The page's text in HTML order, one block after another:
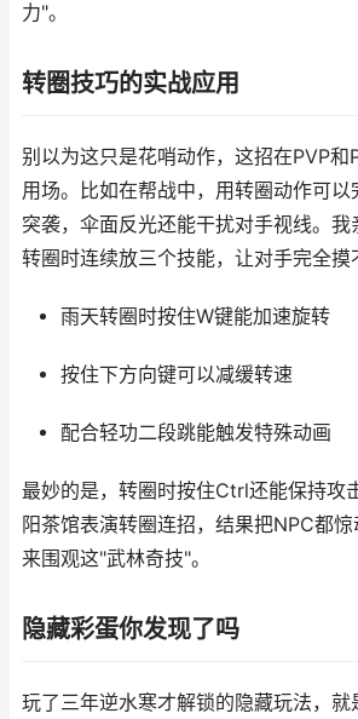
力"。
转圈技巧的实战应用
别以为这只是花哨动作，这招在PVP和
用场。比如在帮战中，用转圈动作可以
突袭，伞面反光还能干扰对手视线。我
转圈时连续放三个技能，让对手完全摸
雨天转圈时按住W键能加速旋转
按住下方向键可以减缓转速
配合轻功二段跳能触发特殊动画
最妙的是，转圈时按住Ctrl还能保持攻
阳茶馆表演转圈连招，结果把NPC都
来围观这"武林奇技"。
隐藏彩蛋你发现了吗
玩了三年逆水寒才解锁的隐藏玩法，就